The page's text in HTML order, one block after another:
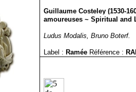
Guillaume Costeley (1530-
amoureuses ~ Spiritual and
Ludus Modalis, Bruno Boterf.
Label : Ramée Référence :